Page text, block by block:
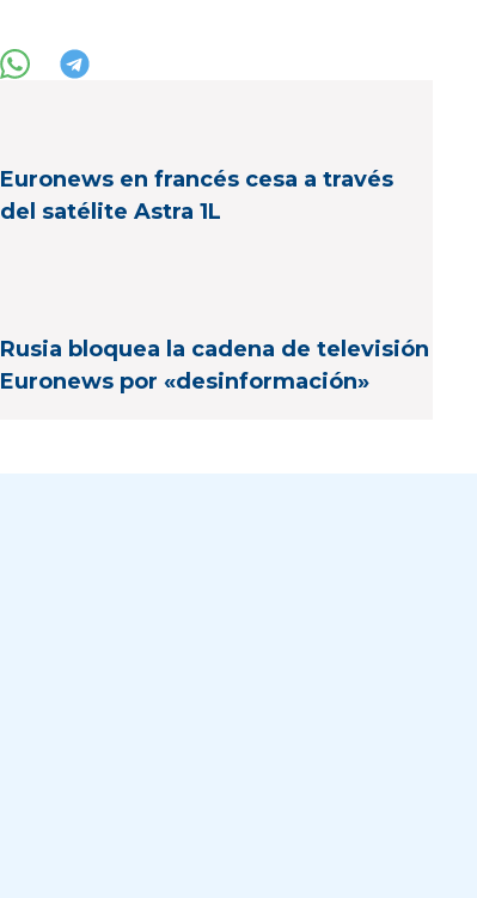
Euronews en francés cesa a través
del satélite Astra 1L
Rusia bloquea la cadena de televisión
Euronews por «desinformación»